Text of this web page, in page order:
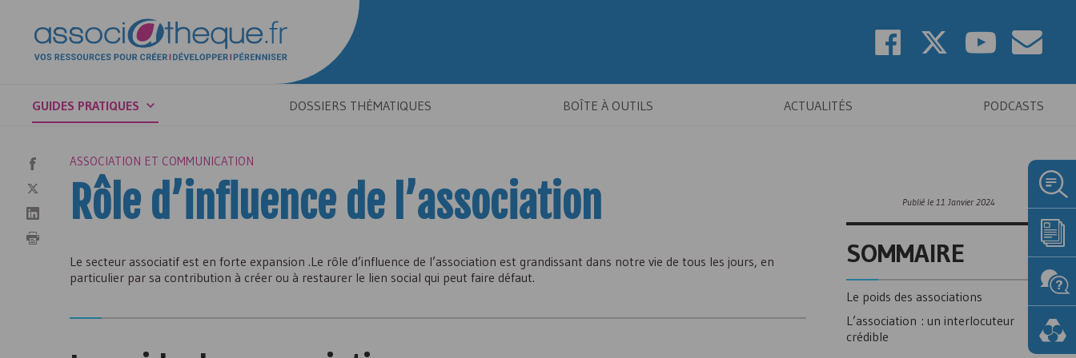
GUIDES PRATIQUES DOSSIERS THÉMATIQUES BOÎTE À OUTILS ACTUALITÉS PODCASTS
ASSOCIATION ET COMMUNICATION
Rôle d’influence de l’association
Le secteur associatif est en forte expansion .Le rôle d’influence de l’association est grandissant dans notre vie de tous les jours, en
particulier par sa contribution à créer ou à restaurer le lien social qui peut faire défaut.
Publié le 11 Janvier 2024
SOMMAIRE
Le poids des associations
L’association : un interlocuteur
crédible